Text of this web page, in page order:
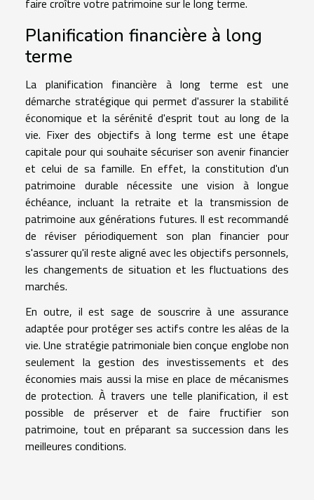
faire croître votre patrimoine sur le long terme.
Planification financière à long
terme
La planification financière à long terme est une
démarche stratégique qui permet d'assurer la stabilité
économique et la sérénité d'esprit tout au long de la
vie. Fixer des objectifs à long terme est une étape
capitale pour qui souhaite sécuriser son avenir financier
et celui de sa famille. En effet, la constitution d'un
patrimoine durable nécessite une vision à longue
échéance, incluant la retraite et la transmission de
patrimoine aux générations futures. Il est recommandé
de réviser périodiquement son plan financier pour
s'assurer qu'il reste aligné avec les objectifs personnels,
les changements de situation et les fluctuations des
marchés.
En outre, il est sage de souscrire à une assurance
adaptée pour protéger ses actifs contre les aléas de la
vie. Une stratégie patrimoniale bien conçue englobe non
seulement la gestion des investissements et des
économies mais aussi la mise en place de mécanismes
de protection. À travers une telle planification, il est
possible de préserver et de faire fructifier son
patrimoine, tout en préparant sa succession dans les
meilleures conditions.